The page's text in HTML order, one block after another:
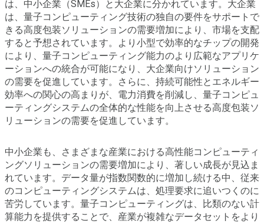
は、中小企業（SMEs）と大企業に分かれています。大企業
は、量子コンピューティング技術の独自の要件をサポートで
きる高度包装ソリューションの需要増加により、市場を支配
すると予想されています。より小型で効率的なチップの開発
により、量子コンピューティング能力のより広範なアプリケ
ーションへの統合が可能になり、大企業向けソリューション
の需要を促進しています。さらに、持続可能性とエネルギー
効率への関心の高まりが、電力消費を削減し、量子コンピュ
ーティングシステムの全体的な性能を向上させる高度包装ソ
リューションの需要を促進しています。
中小企業も、さまざまな産業における高性能コンピューティ
ングソリューションの需要増加により、著しい成長が見込ま
れています。データ量が指数関数的に増加し続ける中、従来
のコンピューティングシステムは、処理要求に追いつくのに
苦労しています。量子コンピューティングは、比類のない計
算能力を提供することで、産業が複雑なデータセットをより